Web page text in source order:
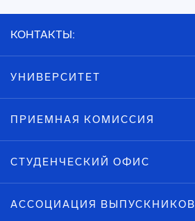
КОНТАКТЫ:
УНИВЕРСИТЕТ
ПРИЕМНАЯ КОМИССИЯ
СТУДЕНЧЕСКИЙ ОФИС
АССОЦИАЦИЯ ВЫПУСКНИКОВ